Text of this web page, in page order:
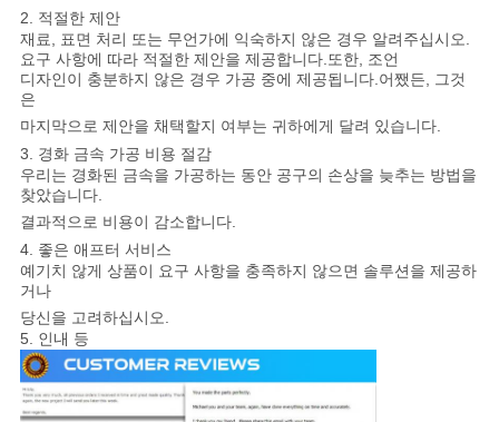
2. 적절한 제안
재료, 표면 처리 또는 무언가에 익숙하지 않은 경우 알려주십시오.
요구 사항에 따라 적절한 제안을 제공합니다.또한, 조언
디자인이 충분하지 않은 경우 가공 중에 제공됩니다.어쨌든, 그것
은
마지막으로 제안을 채택할지 여부는 귀하에게 달려 있습니다.
3. 경화 금속 가공 비용 절감
우리는 경화된 금속을 가공하는 동안 공구의 손상을 늦추는 방법을
찾았습니다.
결과적으로 비용이 감소합니다.
4. 좋은 애프터 서비스
예기치 않게 상품이 요구 사항을 충족하지 않으면 솔루션을 제공하
거나
당신을 고려하십시오.
5. 인내 등